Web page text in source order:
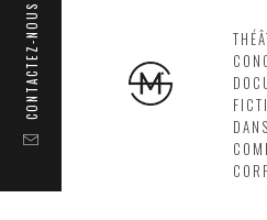
CONTACTEZ-NOUS